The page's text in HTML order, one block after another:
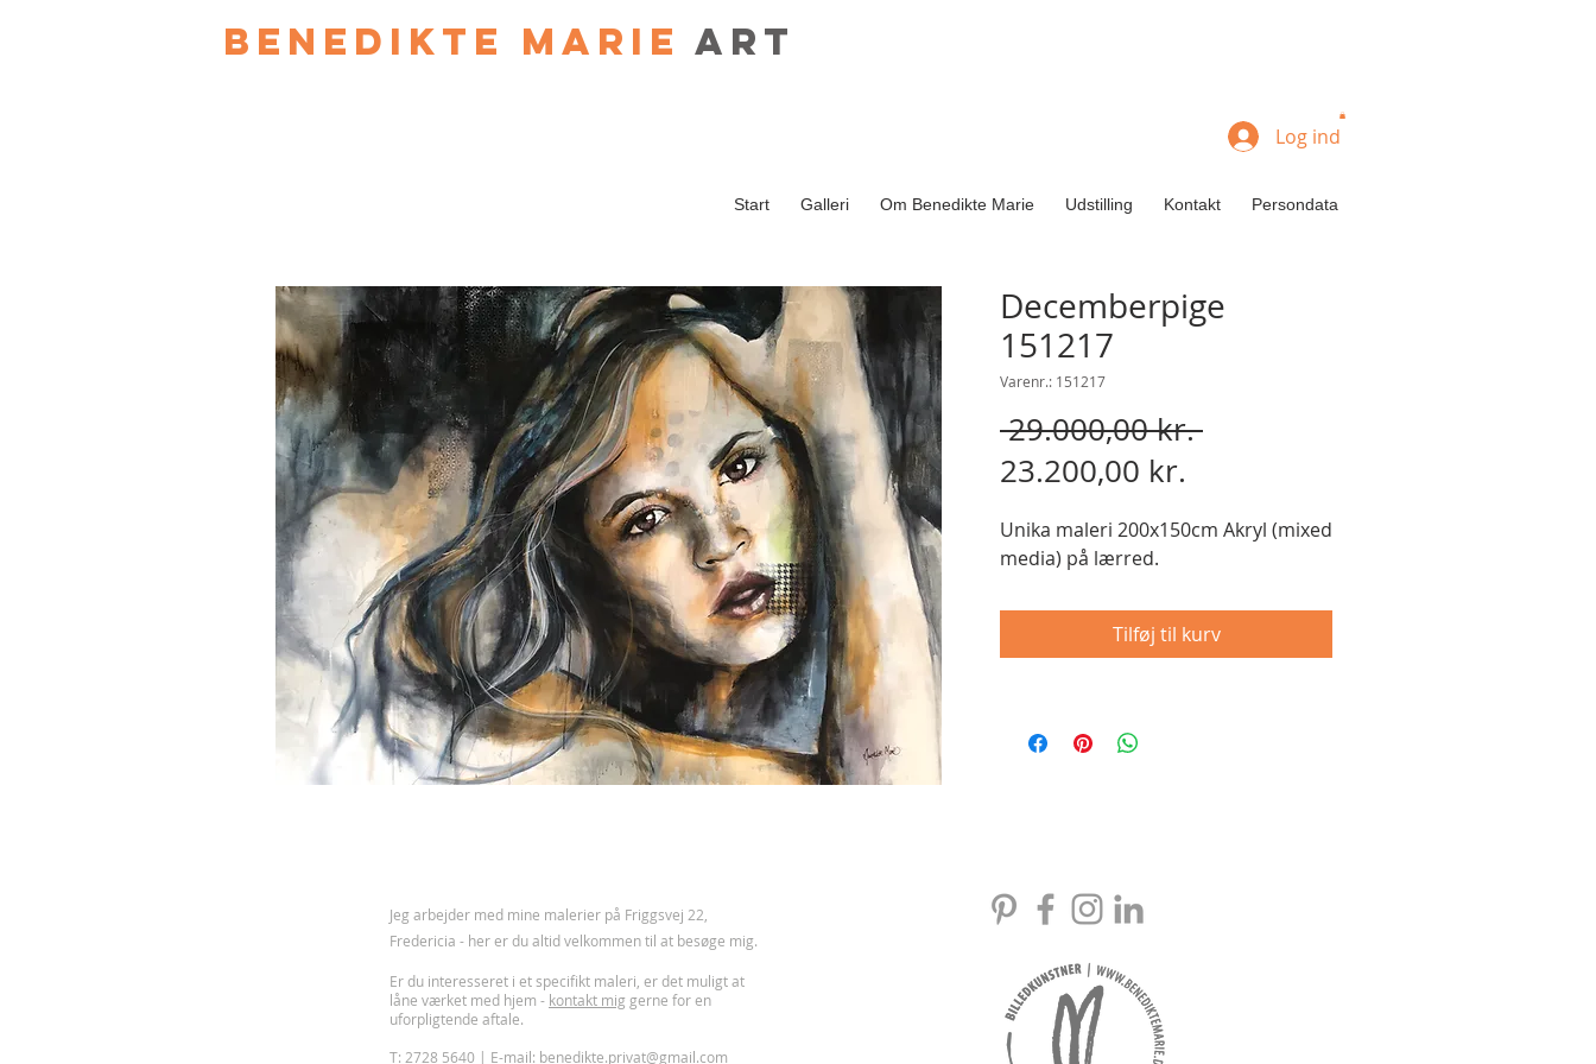
Benedikte Marie art
Start Galleri Om Benedikte Marie Udstilling Kontakt Persondata
Log ind
Decemberpige
151217
Varenr.: 151217
29.000,00 kr. Regulær
23.200,00 kr.
Unika maleri 200x150cm Akryl (mixed
media) på lærred.
Tilføj til kurv
Jeg arbejder med mine malerier på Friggsvej 22,
Fredericia - her er du altid velkommen til at besøge mig.
Er du interesseret i et specifikt maleri, er det muligt at
låne værket med hjem - kontakt mig gerne for en
uforpligtende aftale.
T: 2728 5640 | E-mail: benedikte.privat@gmail.com